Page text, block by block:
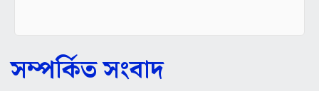
সম্পর্কিত সংবাদ